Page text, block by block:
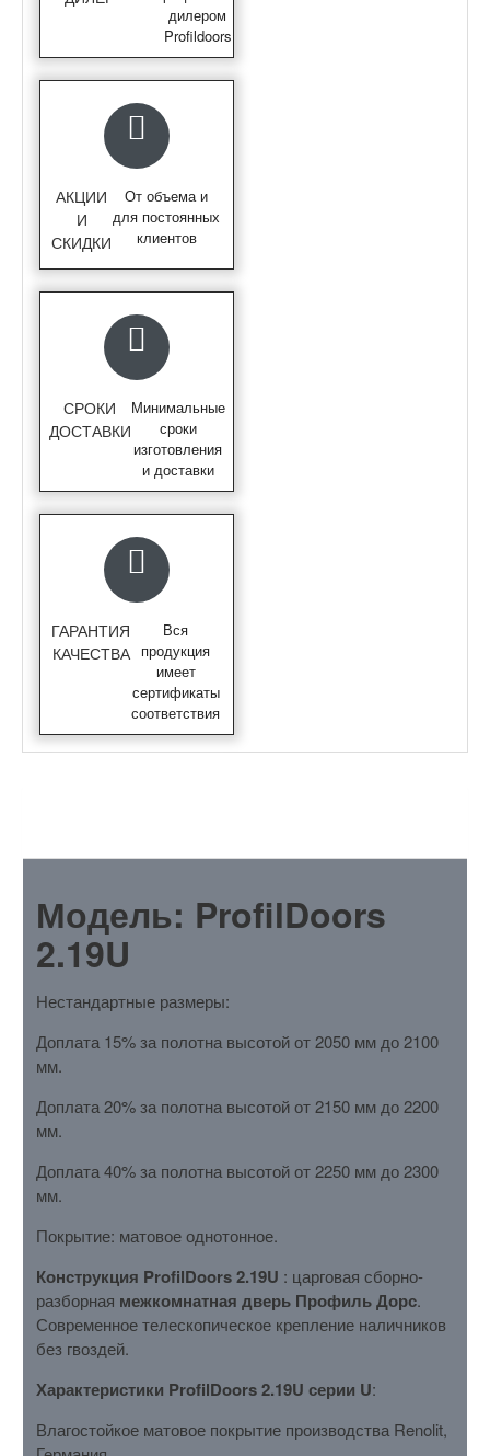
дилером
Profildoors
АКЦИИ
И
СКИДКИ
От объема и
для постоянных
клиентов
СРОКИ
ДОСТАВКИ
Минимальные
сроки
изготовления
и доставки
ГАРАНТИЯ
КАЧЕСТВА
Вся
продукция
имеет
сертификаты
соответствия
Модель: ProfilDoors
2.19U
Нестандартные размеры:
Доплата 15% за полотна высотой от 2050 мм до 2100
мм.
Доплата 20% за полотна высотой от 2150 мм до 2200
мм.
Доплата 40% за полотна высотой от 2250 мм до 2300
мм.
Покрытие: матовое однотонное.
Конструкция ProfilDoors 2.19U : царговая сборно-
разборная межкомнатная дверь Профиль Дорс.
Современное телескопическое крепление наличников
без гвоздей.
Характеристики ProfilDoors 2.19U серии U:
Влагостойкое матовое покрытие производства Renolit,